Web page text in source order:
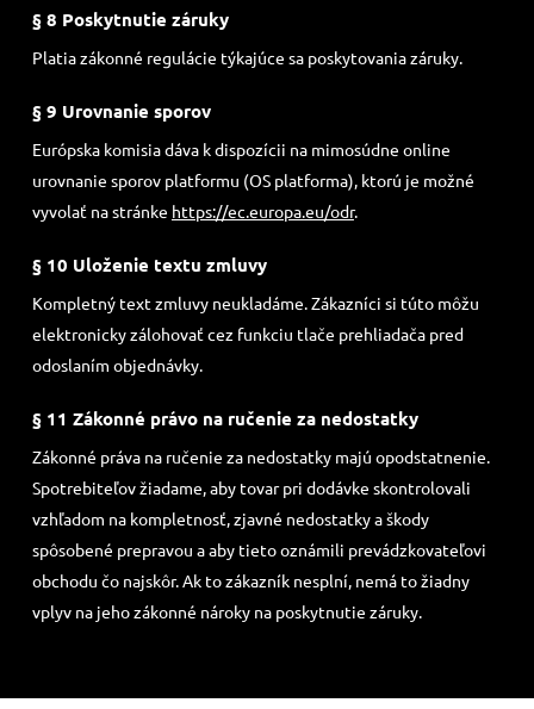
§ 8 Poskytnutie záruky
Platia zákonné regulácie týkajúce sa poskytovania záruky.
§ 9 Urovnanie sporov
Európska komisia dáva k dispozícii na mimosúdne online
urovnanie sporov platformu (OS platforma), ktorú je možné
vyvolať na stránke https://ec.europa.eu/odr.
§ 10 Uloženie textu zmluvy
Kompletný text zmluvy neukladáme. Zákazníci si túto môžu
elektronicky zálohovať cez funkciu tlače prehliadača pred
odoslaním objednávky.
§ 11 Zákonné právo na ručenie za nedostatky
Zákonné práva na ručenie za nedostatky majú opodstatnenie.
Spotrebiteľov žiadame, aby tovar pri dodávke skontrolovali
vzhľadom na kompletnosť, zjavné nedostatky a škody
spôsobené prepravou a aby tieto oznámili prevádzkovateľovi
obchodu čo najskôr. Ak to zákazník nesplní, nemá to žiadny
vplyv na jeho zákonné nároky na poskytnutie záruky.